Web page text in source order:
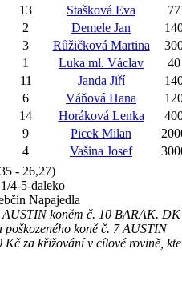
13 Stašková Eva
77
2 Demele Jan
3 Růžičková Martina
1 Luka ml. Václav
40
11 Janda Jiří
6 Váňová Hana
14 Horáková Lenka
9 Picek Milan
4 Vašina Josef
- 26,27)
4-5-daleko
Napajedla
AUSTIN koněm č. 10 BARAK. DK
koně č. 7 AUSTIN
Kč za křižování v cílové rovině,